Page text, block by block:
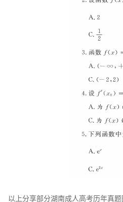
以上分享部分湖南成人高考历年真题